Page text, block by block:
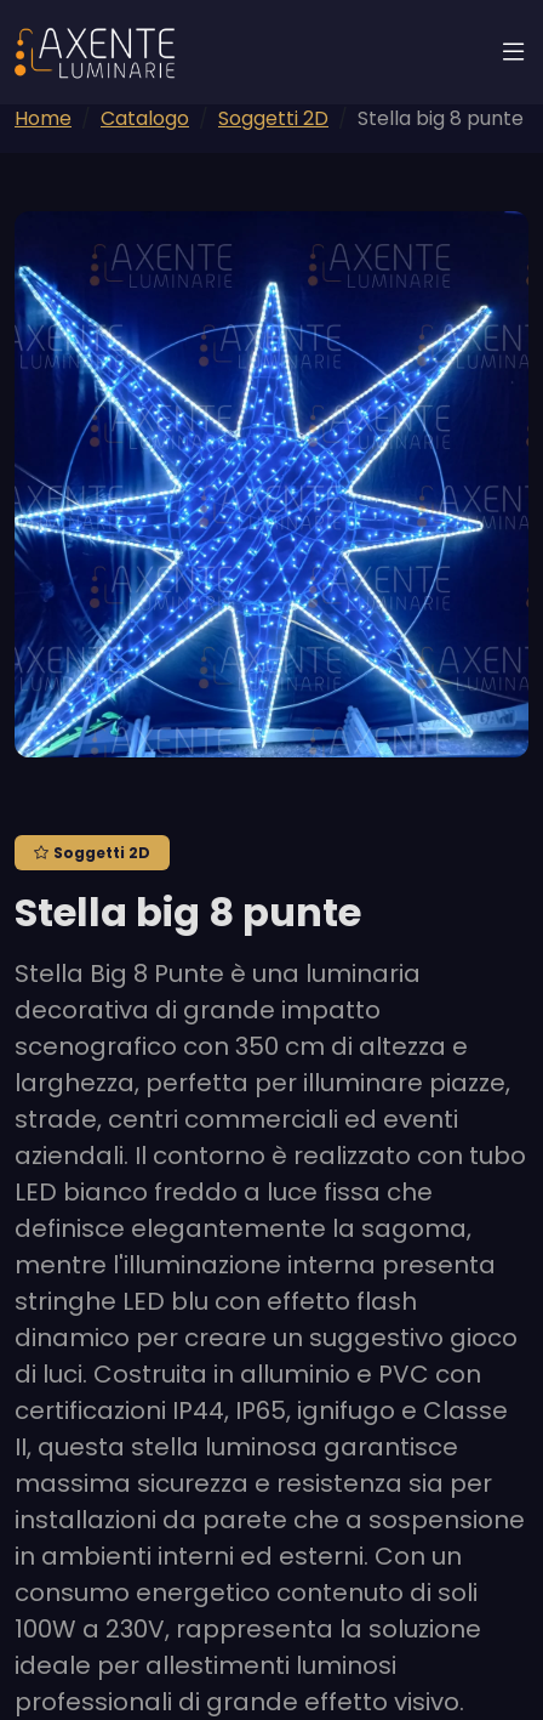
Home Catalogo Soggetti 2D Stella big 8 punte
Soggetti 2D
Stella big 8 punte
Stella Big 8 Punte è una luminaria
decorativa di grande impatto
scenografico con 350 cm di altezza e
larghezza, perfetta per illuminare piazze,
strade, centri commerciali ed eventi
aziendali. Il contorno è realizzato con tubo
LED bianco freddo a luce fissa che
definisce elegantemente la sagoma,
mentre l'illuminazione interna presenta
stringhe LED blu con effetto flash
dinamico per creare un suggestivo gioco
di luci. Costruita in alluminio e PVC con
certificazioni IP44, IP65, ignifugo e Classe
II, questa stella luminosa garantisce
massima sicurezza e resistenza sia per
installazioni da parete che a sospensione
in ambienti interni ed esterni. Con un
consumo energetico contenuto di soli
100W a 230V, rappresenta la soluzione
ideale per allestimenti luminosi
professionali di grande effetto visivo.